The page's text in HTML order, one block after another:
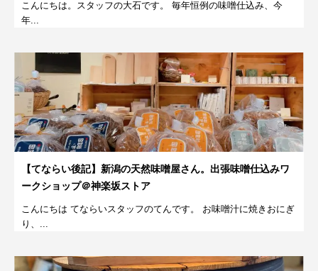
こんにちは。スタッフの大石です。 毎年恒例の味噌仕込み、今
年...
【てならい後記】新潟の天然味噌屋さん。出張味噌仕込みワ
ークショップ＠神楽坂ストア
こんにちは てならいスタッフのてんです。 お味噌汁に焼きおにぎ
り、...